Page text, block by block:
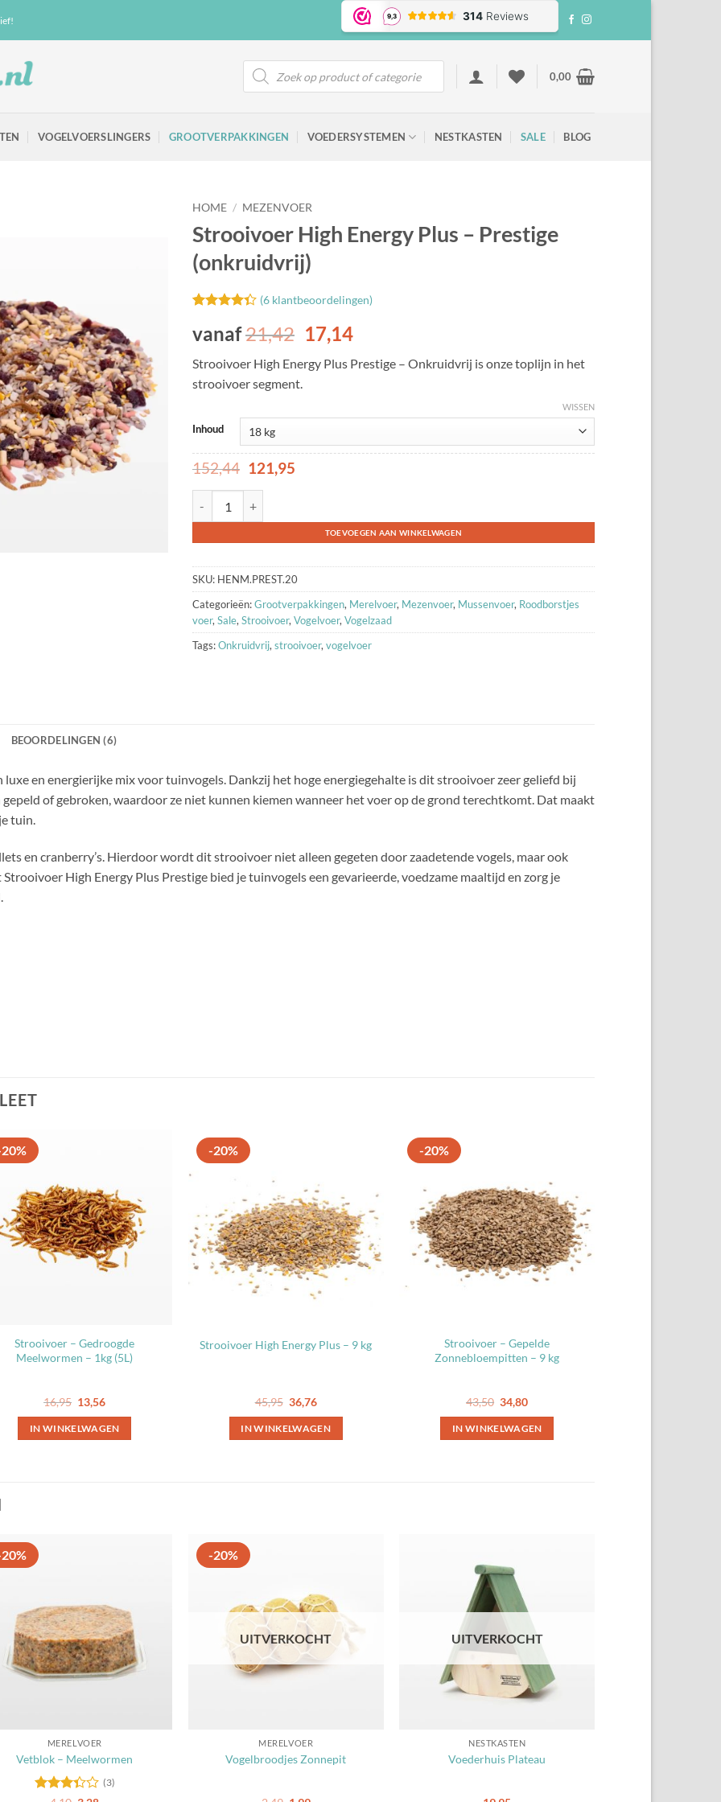
Producten
zoeken
0,00
VOGELVOERSLINGERS GROOTVERPAKKINGEN VOEDERSYSTEMEN NESTKASTEN SALE BLOG
HOME / MEZENVOER
Strooivoer High Energy Plus – Prestige
(onkruidvrij)
4.33op 5
gebaseerd
op
klant
waarderingen
(6klantbeoordelingen)
vanaf21,42 17,14
Strooivoer High Energy Plus Prestige – Onkruidvrij is onze toplijn in het
strooivoer segment.
Inhoud
WISSEN
152,44 Oorspronkelijke
prijs
152,44.
121,95Huidige
TOEVOEGEN AAN WINKELWAGEN
SKU: HENM.PREST.20
Categorieën:Grootverpakkingen, Merelvoer, Mezenvoer, Mussenvoer, Roodborstjes
voer, Sale, Strooivoer, Vogelvoer, Vogelzaad
Tags:Onkruidvrij, strooivoer, vogelvoer
BEOORDELINGEN (6)
luxe en energierijke mix voor tuinvogels. Dankzij het hoge energiegehalte is dit strooivoer zeer geliefd bij
of gebroken, waardoor ze niet kunnen kiemen wanneer het voer op de grond terechtkomt. Dat maakt
tuin.
en cranberry’s. Hierdoor wordt dit strooivoer niet alleen gegeten door zaadetende vogels, maar ook
High Energy Plus Prestige bied je tuinvogels een gevarieerde, voedzame maaltijd en zorg je
Strooivoer – Gedroogde
Meelwormen – 1kg (5L)
16,95 Oorspronkelijke
prijs
was:
16,95.
13,56Huidige
is:
13,56.
IN WINKELWAGEN
-20%
Strooivoer High Energy Plus – 9 kg
45,95 Oorspronkelijke
prijs
was:
45,95.
36,76Huidige
is:
36,76.
IN WINKELWAGEN
-20%
Strooivoer – Gepelde
Zonnebloempitten – 9 kg
43,50 Oorspronkelijke
prijs
was:
43,50.
34,80Huidige
is:
34,80.
IN WINKELWAGEN
MERELVOER
Vetblok – Meelwormen
(3)
-20%
favorieten
UITVERKOCHT
MERELVOER
Vogelbroodjes Zonnepit
UITVERKOCHT
NESTKASTEN
Voederhuis Plateau